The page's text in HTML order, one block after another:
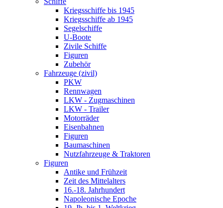
Kriegsschiffe bis 1945
Kriegsschiffe ab 1945
Segelschiffe
U-Boote
Zivile Schiffe
Figuren
Zubehör
Fahrzeuge (zivil)
PKW
Rennwagen
LKW - Zugmaschinen
LKW - Trailer
Motorräder
Eisenbahnen
Figuren
Baumaschinen
Nutzfahrzeuge & Traktoren
Figuren
Antike und Frühzeit
Zeit des Mittelalters
16.-18. Jahrhundert
Napoleonische Epoche